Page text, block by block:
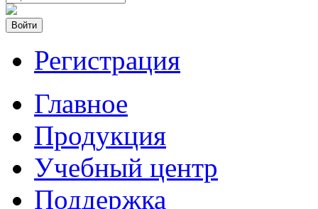
Войти
Регистрация
Главное
Продукция
Учебный центр
Поддержка